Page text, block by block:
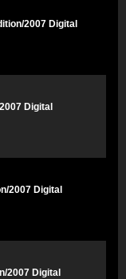
2007 Digital
Digital
2007 Digital
2007 Digital